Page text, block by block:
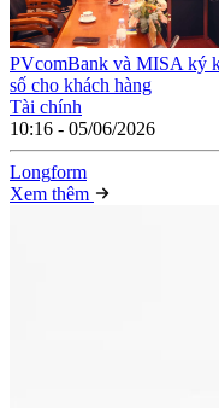
PVcomBank và MISA ký
số cho khách hàng
Tài chính
10:16 - 05/06/2026
Longform
Xem thêm